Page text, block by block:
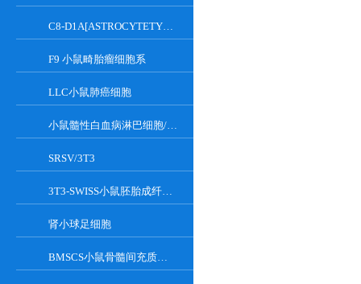
C8-D1A[ASTROCYTETYPEICLONE]小鼠小脑细胞
F9 小鼠畸胎瘤细胞系
LLC小鼠肺癌细胞
小鼠髓性白血病淋巴细胞/小鼠白血病G-CSF依赖性细胞
SRSV/3T3
3T3-SWISS小鼠胚胎成纤维细胞
肾小球足细胞
BMSCS小鼠骨髓间充质干细胞